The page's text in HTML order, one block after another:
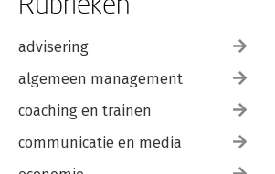
advisering
algemeen management
coaching en trainen
communicatie en media